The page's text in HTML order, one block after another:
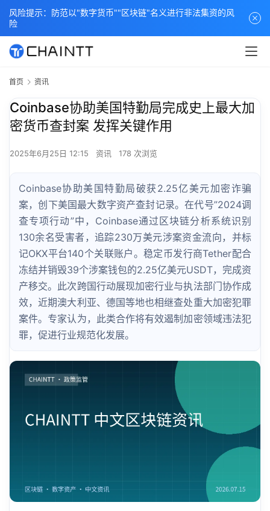
首页 资讯
Coinbase协助美国特勤局完成史上最大加
密货币查封案 发挥关键作用
2025年6月25日 12:15 资讯 178 次浏览
Coinbase协助美国特勤局破获2.25亿美元加密诈骗
案，创下美国最大数字资产查封记录。在代号”2024调
查专项行动”中，Coinbase通过区块链分析系统识别
130余名受害者，追踪230万美元涉案资金流向，并标
记OKX平台140个关联账户。稳定币发行商Tether配合
冻结并销毁39个涉案钱包的2.25亿美元USDT，完成资
产移交。此次跨国行动展现加密行业与执法部门协作成
效，近期澳大利亚、德国等地也相继查处重大加密犯罪
案件。专家认为，此类合作将有效遏制加密领域违法犯
罪，促进行业规范化发展。
风险提示：防范以"数字货币""区块链"名义进行非法集资的风
险